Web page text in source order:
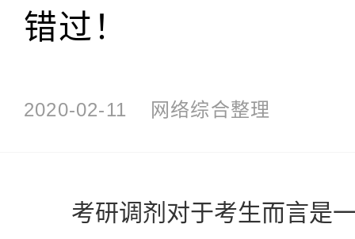
错过！
2020-02-11 网络综合整理
考研调剂对于考生而言是一